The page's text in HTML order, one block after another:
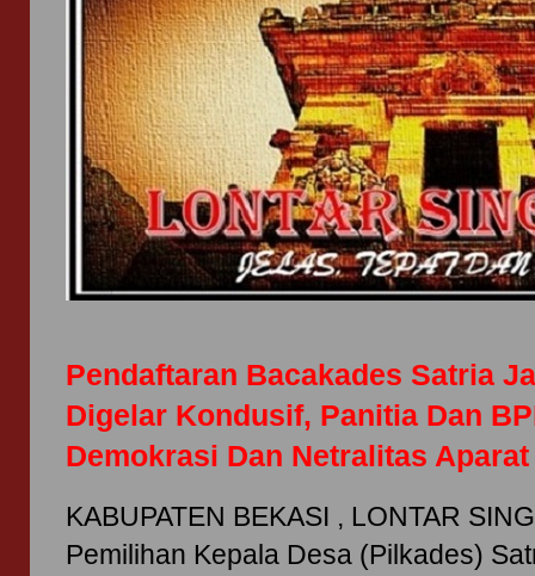
Pendaftaran Bacakades Satria
Digelar Kondusif, Panitia Dan
Demokrasi Dan Netralitas Aparat
KABUPATEN BEKASI , LONTAR
Pemilihan Kepala Desa (Pilkades)